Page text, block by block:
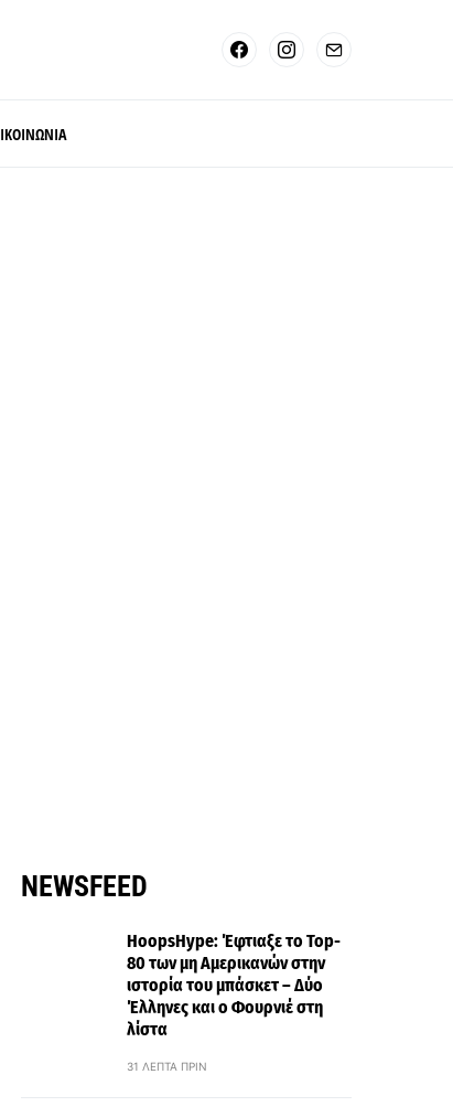
NEWSFEED
HoopsHype: Έφτιαξε το Top-
80 των μη Αμερικανών στην
ιστορία του μπάσκετ – Δύο
Έλληνες και ο Φουρνιέ στη
λίστα
31 ΛΕΠΤΆ ΠΡΙΝ